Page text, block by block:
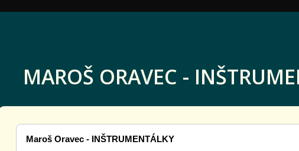
MAROŠ ORAVEC -
Maroš Oravec - INŠTRUMENTÁLKY